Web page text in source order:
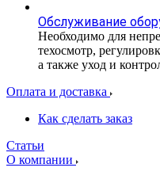
Обслуживание
Необходимо для
техосмотр,
а также уход и
Оплата и доставка
Как сделать заказ
Статьи
О компании